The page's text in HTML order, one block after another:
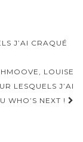
J’AI CRAQUÉ
LOUISE
LESQUELS J’AI
WHO’S NEXT !